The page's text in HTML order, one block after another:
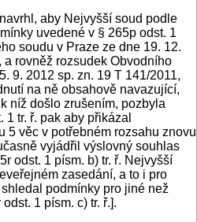
aby Nejvyšší soud podle
uvedené v § 265p odst. 1
soudu v Praze ze dne 19. 12.
a rovněž rozsudek Obvodního
9. 2012 sp. zn. 19 T 141/2011,
na ně obsahově navazující,
níž došlo zrušením, pozbyla
tr. ř. pak aby přikázal
5 věc v potřebném rozsahu znovu
vyjádřil výslovný souhlas
odst. 1 písm. b) tr. ř. Nejvyšší
zasedání, a to i pro
podmínky pro jiné než
1 písm. c) tr. ř.].